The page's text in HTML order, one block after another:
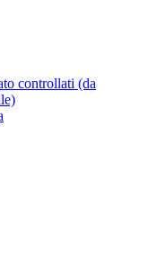
controllati (da